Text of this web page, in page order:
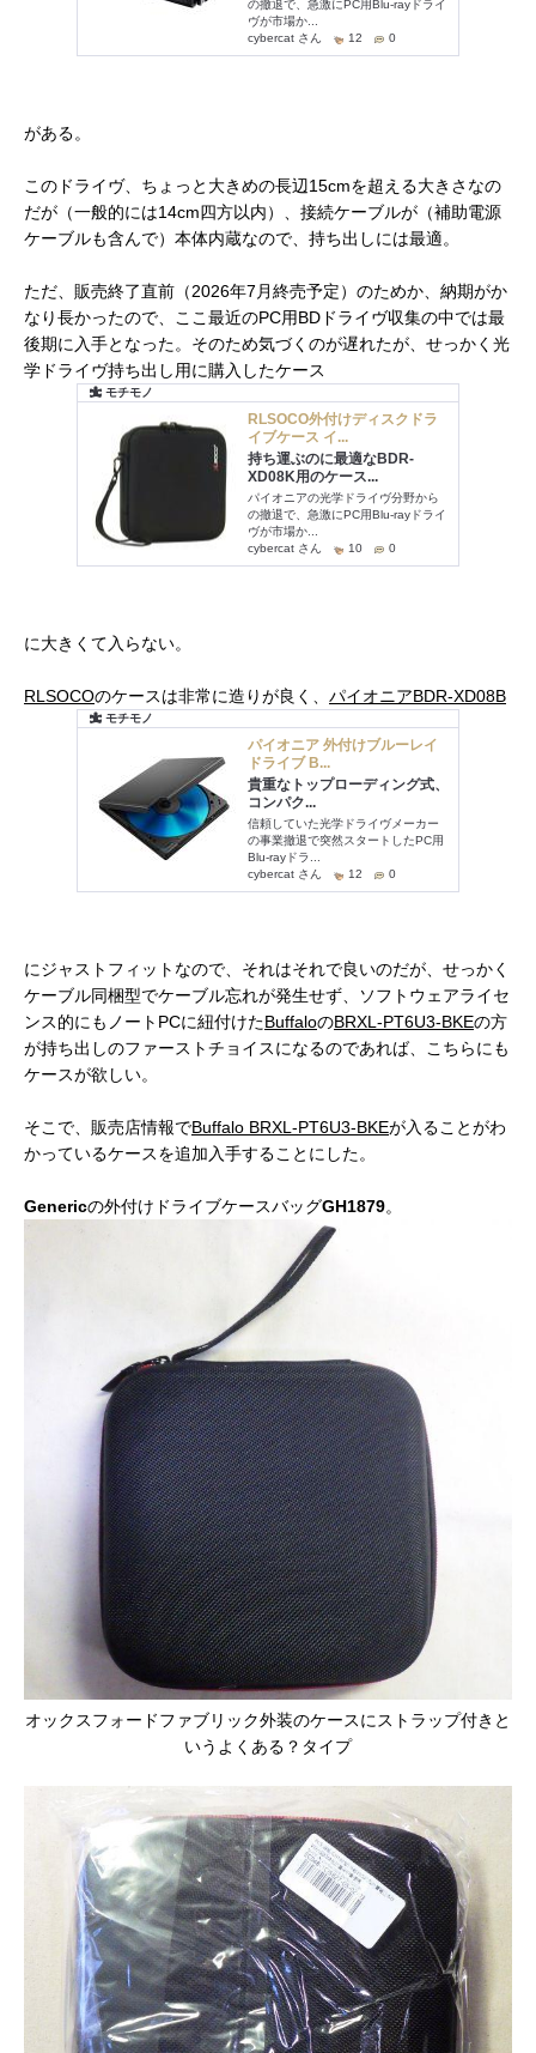
がある。
このドライヴ、ちょっと大きめの長辺15cmを超える大きさなの
だが（一般的には14cm四方以内）、接続ケーブルが（補助電源
ケーブルも含んで）本体内蔵なので、持ち出しには最適。
ただ、販売終了直前（2026年7月終売予定）のためか、納期がか
なり長かったので、ここ最近のPC用BDドライヴ収集の中では最
後期に入手となった。そのため気づくのが遅れたが、せっかく光
学ドライヴ持ち出し用に購入したケース
に大きくて入らない。
RLSOCOのケースは非常に造りが良く、 パイオニアBDR-XD08B
にジャストフィットなので、それはそれで良いのだが、せっかく
ケーブル同梱型でケーブル忘れが発生せず、ソフトウェアライセ
ンス的にもノートPCに紐付けたBuffaloのBRXL-PT6U3-BKEの方
が持ち出しのファーストチョイスになるのであれば、こちらにも
ケースが欲しい。
そこで、販売店情報でBuffalo BRXL-PT6U3-BKEが入ることがわ
かっているケースを追加入手することにした。
Genericの外付けドライブケースバッグGH1879。
オックスフォードファブリック外装のケースにストラップ付きと
いうよくある？タイプ